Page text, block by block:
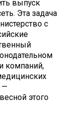
выпуск
Эта задача
с
компаний,
—
этого